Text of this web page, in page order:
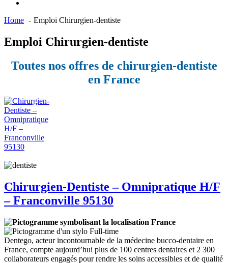
Home Emploi Chirurgien-dentiste
Emploi Chirurgien-dentiste
Toutes nos offres de chirurgien-dentiste
en France
Chirurgien-Dentiste – Omnipratique H/F
– Franconville 95130
France
Full-time
Dentego, acteur incontournable de la médecine bucco-dentaire en
France, compte aujourd’hui plus de 100 centres dentaires et 2 300
collaborateurs engagés pour rendre les soins accessibles et de qualité